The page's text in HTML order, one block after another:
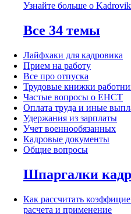
Узнайте больше о
Все 34 темы
Лайфхаки для кадровика
Прием на работу
Все про отпуска
Трудовые книжки
Частые вопросы о ЕНСТ
Оплата труда и иные
Удержания из зарплаты
Учет военнообязанных
Кадровые документы
Общие вопросы
Шпаргалки
Как рассчитать
расчета и применение